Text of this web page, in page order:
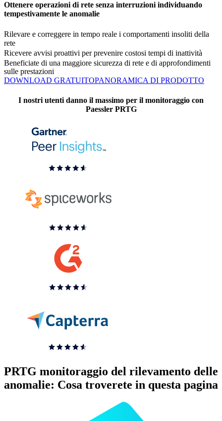
Ottenere operazioni di rete senza interruzioni individuando
tempestivamente le anomalie
Rilevare e correggere in tempo reale i comportamenti insoliti della
rete
Ricevere avvisi proattivi per prevenire costosi tempi di inattività
Beneficiate di una maggiore sicurezza di rete e di approfondimenti
sulle prestazioni
DOWNLOAD GRATUITOPANORAMICA DI PRODOTTO
I nostri utenti danno il massimo per il monitoraggio con
Paessler PRTG
PRTG monitoraggio del rilevamento delle
anomalie: Cosa troverete in questa pagina